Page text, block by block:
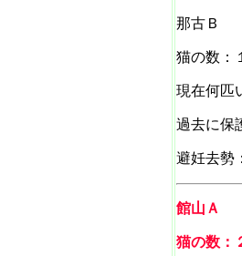
那古Ｂ
猫の数：
現在何匹
過去に保
避妊去勢
館山Ａ
猫の数：